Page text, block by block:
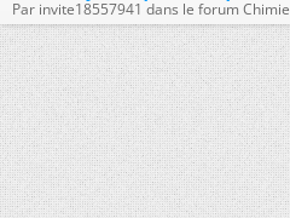
Par invite18557941 dans le forum Chimie